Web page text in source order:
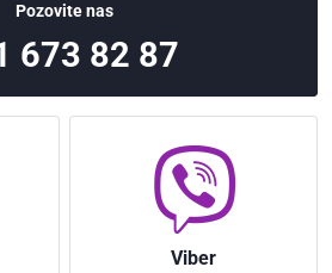
71788549 (FIAT)
55192348 (LANCIA)
55195196 (LANCIA)
55204941 (LANCIA)
71788549 (LANCIA)
Pozovite nas
673 82 87
Viber